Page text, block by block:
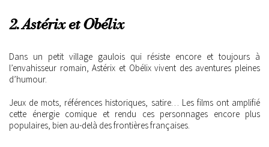
2. Astérix et Obélix
Dans un petit village gaulois qui résiste encore et toujours à
l’envahisseur romain, Astérix et Obélix vivent des aventures pleines
d’humour.
Jeux de mots, références historiques, satire… Les films ont amplifié
cette énergie comique et rendu ces personnages encore plus
populaires, bien au-delà des frontières françaises.